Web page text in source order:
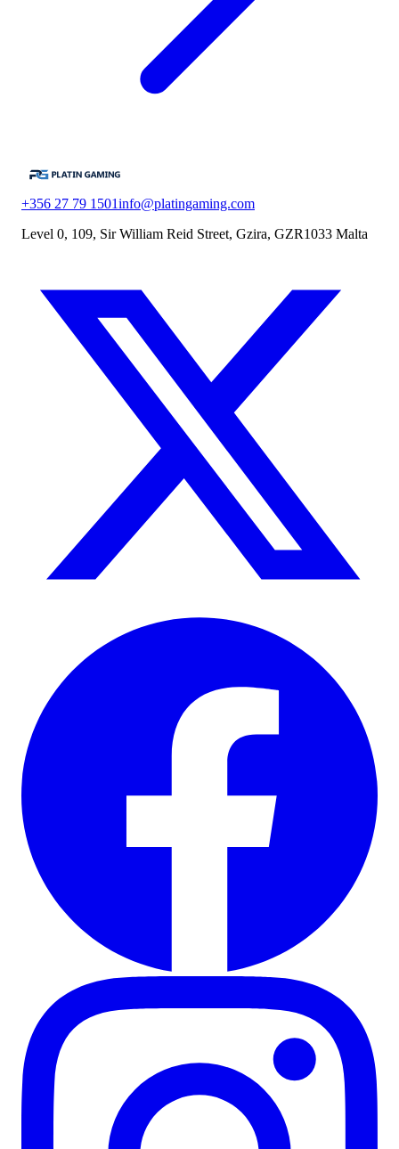
+356 27 79 1501info@platingaming.com
Level 0, 109, Sir William Reid Street, Gzira, GZR1033 Malta